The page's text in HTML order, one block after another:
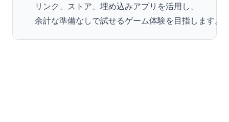
リンク、ストア、埋め込みアプリを活用し、
余計な準備なしで試せるゲーム体験を目指します。